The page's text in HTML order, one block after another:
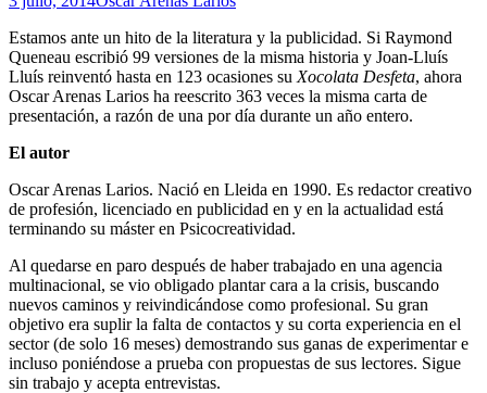
Estamos ante un hito de la literatura y la publicidad. Si Raymond
Queneau escribió 99 versiones de la misma historia y Joan-Lluís
Lluís reinventó hasta en 123 ocasiones su Xocolata Desfeta, ahora
Oscar Arenas Larios ha reescrito 363 veces la misma carta de
presentación, a razón de una por día durante un año entero.
El autor
Oscar Arenas Larios. Nació en Lleida en 1990. Es redactor creativo
de profesión, licenciado en publicidad en y en la actualidad está
terminando su máster en Psicocreatividad.
Al quedarse en paro después de haber trabajado en una agencia
multinacional, se vio obligado plantar cara a la crisis, buscando
nuevos caminos y reivindicándose como profesional. Su gran
objetivo era suplir la falta de contactos y su corta experiencia en el
sector (de solo 16 meses) demostrando sus ganas de experimentar e
incluso poniéndose a prueba con propuestas de sus lectores. Sigue
sin trabajo y acepta entrevistas.